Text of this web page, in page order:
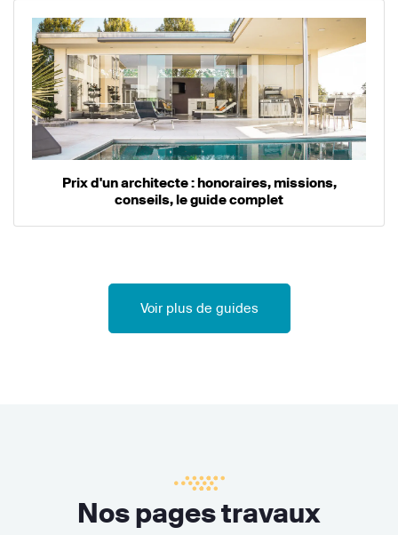
Prix d'un architecte : honoraires, missions,
conseils, le guide complet
Voir plus de guides
Nos pages travaux